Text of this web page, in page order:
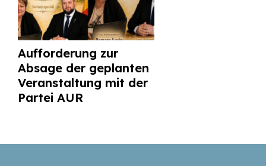
Aufforderung zur
Absage der geplanten
Veranstaltung mit der
Partei AUR